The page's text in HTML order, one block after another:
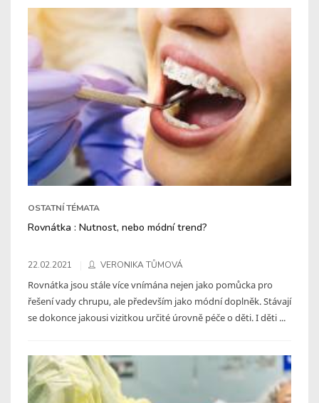
OSTATNÍ TÉMATA
Rovnátka : Nutnost, nebo módní trend?
22.02.2021 VERONIKA TŮMOVÁ
Rovnátka jsou stále více vnímána nejen jako pomůcka pro
řešení vady chrupu, ale především jako módní doplněk. Stávají
se dokonce jakousi vizitkou určité úrovně péče o děti. I děti ...